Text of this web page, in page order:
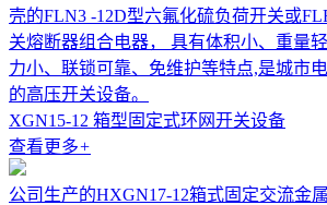
壳的FLN3 -12D型六氟化硫负荷开关或
关熔断器组合电器， 具有体积小、重量
力小、联锁可靠、免维护等特点,是城市
的高压开关设备。
XGN15-12 箱型固定式环网开关设备
查看更多+
公司生产的HXGN17-12箱式固定交流金